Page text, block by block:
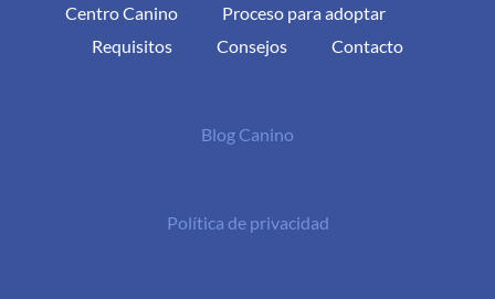
Centro Canino
Proceso para adoptar
Requisitos
Consejos Contacto
Blog Canino
Política de privacidad